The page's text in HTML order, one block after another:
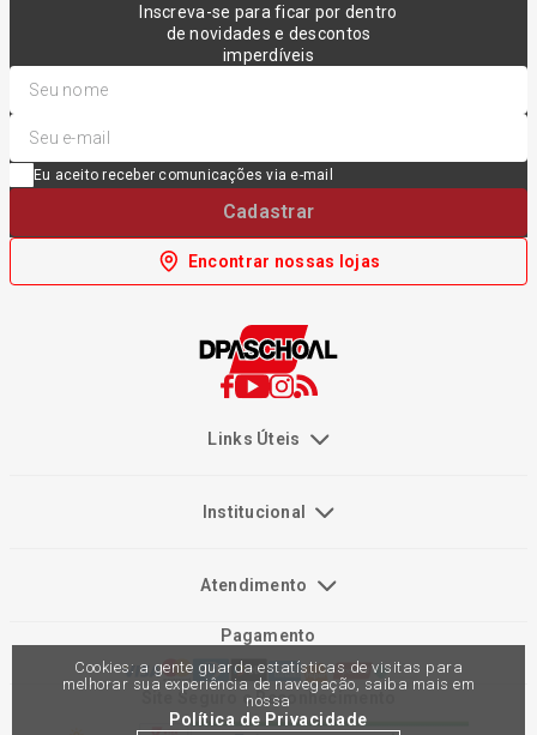
Cookies: a gente guarda estatísticas de visitas para
melhorar sua experiência de navegação, saiba mais em
nossa
Política de Privacidade
Inscreva-se para ficar por dentro
de novidades e descontos
imperdíveis
Eu aceito receber comunicações via e-mail
Cadastrar
Encontrar nossas lojas
Links Úteis
Institucional
Atendimento
Pagamento
Site Seguro e Reconhecimento